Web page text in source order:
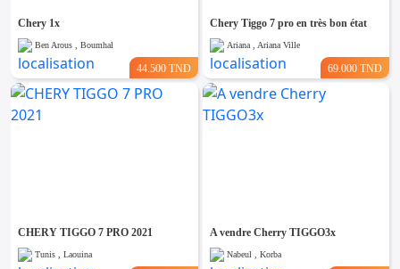
Chery 1x
Ben Arous , Boumhal
44.500 TND
Chery Tiggo 7 pro en très bon état
Ariana , Ariana Ville
69.000 TND
CHERY TIGGO 7 PRO 2021
Tunis , Laouina
A vendre Cherry TIGGO3x
Nabeul , Korba